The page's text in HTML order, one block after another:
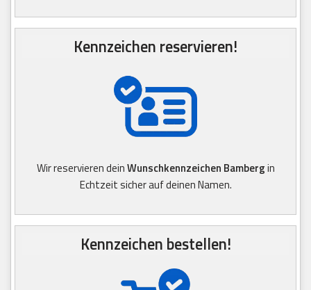
Kennzeichen reservieren!
Wir reservieren deinWunschkennzeichen Bambergin
Echtzeit sicher auf deinen Namen.
Kennzeichen bestellen!